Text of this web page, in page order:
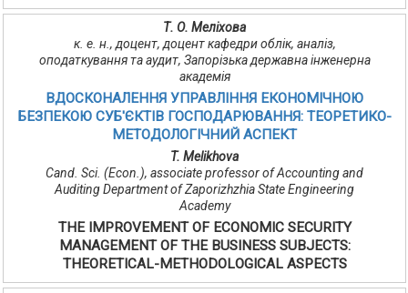
Т. О. Меліхова
к. е. н., доцент, доцент кафедри облік, аналіз,
оподаткування та аудит, Запорізька державна інженерна
академія
ВДОСКОНАЛЕННЯ УПРАВЛІННЯ ЕКОНОМІЧНОЮ
БЕЗПЕКОЮ СУБ'ЄКТІВ ГОСПОДАРЮВАННЯ: ТЕОРЕТИКО-
МЕТОДОЛОГІЧНИЙ АСПЕКТ
T. Melikhova
Cand. Sci. (Econ.), associate professor of Accounting and
Auditing Department of Zaporizhzhia State Engineering
Academy
THE IMPROVEMENT OF ECONOMIC SECURITY
MANAGEMENT OF THE BUSINESS SUBJECTS:
THEORETICAL-METHODOLOGICAL ASPECTS